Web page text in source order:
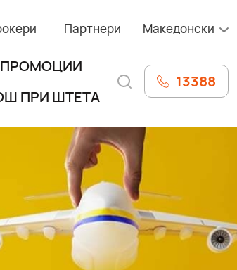
Партнери Македонски
ПРОМОЦИИ
ПРИ ШТЕТА
13388